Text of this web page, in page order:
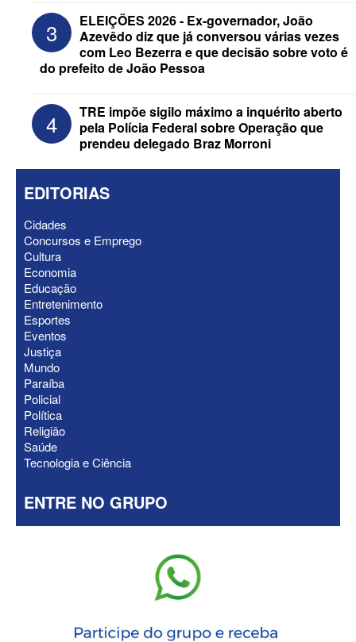
Federação Brasil da Esperança decide
nesta terça apoio ao Governo; PT E
PCdoB apostam em Lucas
ELEIÇÕES 2026 - “Muitas surpresas
virão”, diz Lucas Ribeiro sobre escolha
do nome do vice
3
ELEIÇÕES 2026 - Ex-governador, João
Azevêdo diz que já conversou várias vezes
com Leo Bezerra e que decisão sobre voto é
do prefeito de João Pessoa
4
TRE impõe sigilo máximo a inquérito aberto
pela Polícia Federal sobre Operação que
prendeu delegado Braz Morroni
EDITORIAS
Cidades
Concursos e Emprego
Cultura
Economia
Educação
Entretenimento
Esportes
Eventos
Justiça
Mundo
Paraíba
Policial
Política
Religião
Saúde
Tecnologia e Ciência
ENTRE NO GRUPO